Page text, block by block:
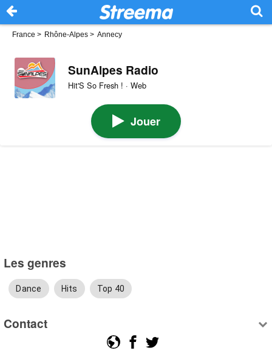
France > Rhône-Alpes > Annecy
SunAlpes Radio
Hit'S So Fresh ! · Web
Jouer
Les genres
Dance Hits Top 40
Contact